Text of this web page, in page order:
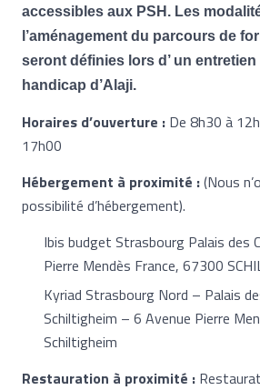
accessibles aux PSH. Les
l’aménagement du parcours de
seront définies lors d’ un
handicap d’Alaji.
Horaires d’ouverture : De 8h30 à
17h00
Hébergement à proximité :(Nous
possibilité d’hébergement).
Ibis budget Strasbourg Palais des
Pierre Mendès France, 67300
Kyriad Strasbourg Nord – Palais
Schiltigheim – 6 Avenue Pierre
Schiltigheim
Restauration à proximité :